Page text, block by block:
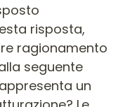
risposta,
ragionamento
seguente
un